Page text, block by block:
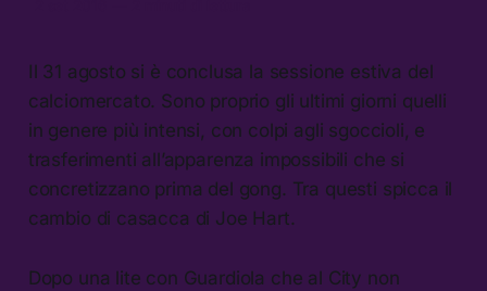
Il 31 agosto si è conclusa la sessione estiva del
calciomercato. Sono proprio gli ultimi giorni quelli
in genere più intensi, con colpi agli sgoccioli, e
trasferimenti all’apparenza impossibili che si
concretizzano prima del gong. Tra questi spicca il
cambio di casacca di Joe Hart.
Dopo una lite con Guardiola che al City non